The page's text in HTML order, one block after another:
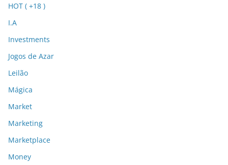
HOT ( +18 )
I.A
Investments
Jogos de Azar
Leilão
Mágica
Market
Marketing
Marketplace
Money